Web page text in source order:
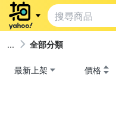
全部分類
最新上架 價格